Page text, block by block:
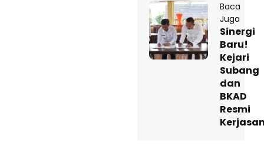
Baca
Juga
Sinergi
Baru!
Kejari
Subang
dan
BKAD
Resmi